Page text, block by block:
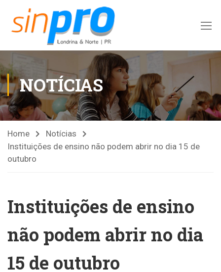
NOTÍCIAS
Home
Notícias
Instituições de ensino não podem abrir no dia 15 de
outubro
Instituições de ensino
não podem abrir no dia
15 de outubro